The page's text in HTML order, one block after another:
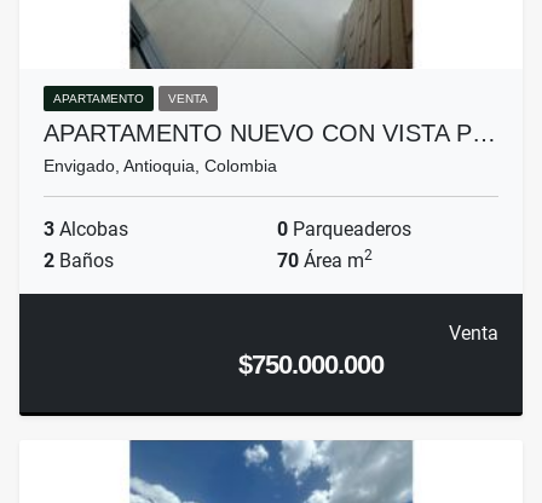
APARTAMENTO VENTA
APARTAMENTO NUEVO CON VISTA P…
Envigado, Antioquia, Colombia
3 Alcobas 0 Parqueaderos
2 Baños 70 Área m2
Venta
$750.000.000